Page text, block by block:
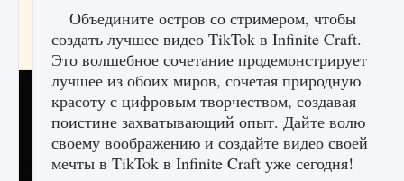
Honor
9 августа 2024
Объедините остров со стримером, чтобы
создать лучшее видео TikTok в Infinite Craft.
Это волшебное сочетание продемонстрирует
лучшее из обоих миров, сочетая природную
красоту с цифровым творчеством, создавая
поистине захватывающий опыт. Дайте волю
своему воображению и создайте видео своей
мечты в TikTok в Infinite Craft уже сегодня!